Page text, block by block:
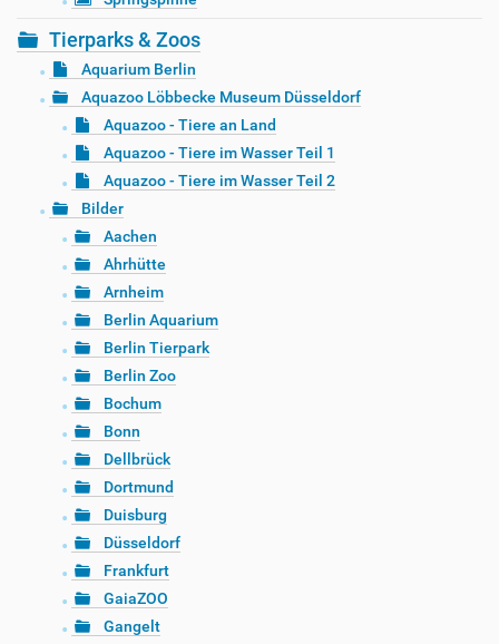
Tierparks & Zoos
Aquarium Berlin
Aquazoo Löbbecke Museum Düsseldorf
Aquazoo - Tiere an Land
Aquazoo - Tiere im Wasser Teil 1
Aquazoo - Tiere im Wasser Teil 2
Bilder
Aachen
Ahrhütte
Arnheim
Berlin Aquarium
Berlin Tierpark
Berlin Zoo
Bochum
Bonn
Dellbrück
Dortmund
Duisburg
Düsseldorf
Frankfurt
GaiaZOO
Gangelt